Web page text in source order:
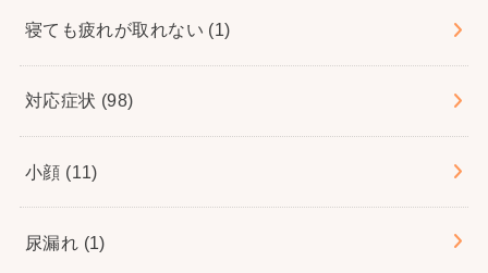
寝ても疲れが取れない (1)
対応症状 (98)
小顔 (11)
尿漏れ (1)